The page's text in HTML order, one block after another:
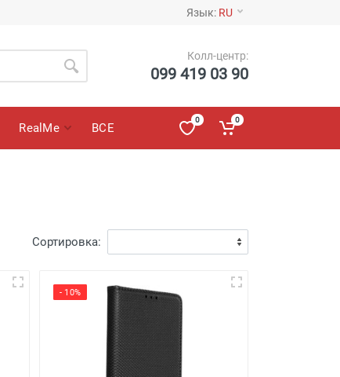
Язык: RU
Колл-центр:
099 419 03 90
RealMe ВСЕ
0 0
Сортировка:
- 10%